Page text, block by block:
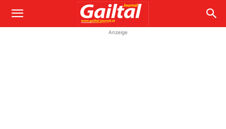
Anzeige